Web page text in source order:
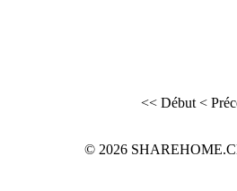
<< Début <
© 2026